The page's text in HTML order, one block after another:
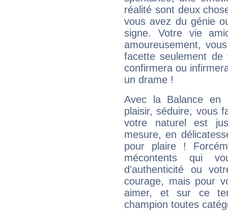
réalité sont deux
vous avez du génie
signe. Votre vie
amoureusement,
facette seulement
confirmera ou
un drame !
Avec la Balance en
plaisir, séduire, vous
votre naturel est
mesure, en
pour plaire !
mécontents qui
d'authenticité ou
courage, mais pour
aimer, et sur ce
champion toutes